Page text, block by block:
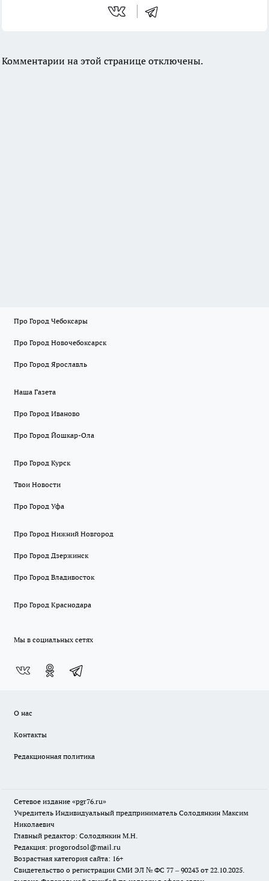
Комментарии на этой странице отключены.
Про Город Чебоксары
Про Город Новочебоксарск
Про Город Ярославль
Наша Газета
Про Город Иваново
Про Город Йошкар-Ола
Про Город Курск
Твои Новости
Про Город Уфа
Про Город Нижний Новгород
Про Город Дзержинск
Про Город Владивосток
Про Город Краснодара
Мы в социальных сетях
О нас
Контакты
Редакционная политика
Сетевое издание «pgr76.ru»
Учредитель Индивидуальный предприниматель Солодянкин Максим
Николаевич
Главный редактор: Солодянкин М.Н.
Редакция: progorodsol@mail.ru
Возрастная категория сайта: 16+
Свидетельство о регистрации СМИ ЭЛ № ФС 77 – 90243 от 22.10.2025.